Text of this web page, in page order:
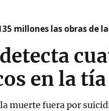
millones las obras de
en la
muerte fuera por